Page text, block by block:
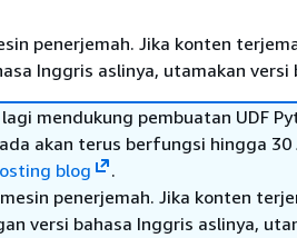
penerjemah. Jika konten
Inggris aslinya, utamakan versi
mendukung pembuatan UDF
akan terus berfungsi hingga 30
blog
.
penerjemah. Jika konten
versi bahasa Inggris aslinya,